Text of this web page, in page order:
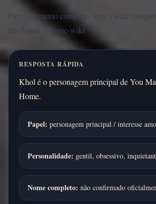
Para o contexto completo, veja a wiki
this-house-a-home-wiki
RESPOSTA RÁPIDA
Khol é o personagem principal de You
Home.
Papel: personagem principal / interesse
Personalidade: gentil, obsessivo,
Nome completo: não confirmado